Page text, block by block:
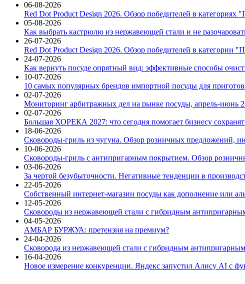
06-08-2026
Red Dot Product Design 2026. Обзор победителей в
05-08-2026
Как выбрать кастрюлю из нержавеющей стали и не
26-07-2026
Red Dot Product Design 2026. Обзор победителей в категории
24-07-2026
Как вернуть посуде опрятный вид: эффективные способы
10-07-2026
10 самых популярных брендов импортной посуды для
02-07-2026
Мониторинг арбитражных дел на рынке посуды, апрель-июнь
02-07-2026
Большая ХОРЕКА 2027: что сегодня помогает бизнесу
18-06-2026
Сковороды-гриль из чугуна. Обзор розничных предложений,
10-06-2026
Сковороды-гриль с антипригарным покрытием. Обзор
03-06-2026
За чертой безубыточности. Негативные тенденции в
22-05-2026
Собственный интернет-магазин посуды как дополнение или
12-05-2026
Сковороды из нержавеющей стали с гибридным
04-05-2026
АМБАР БУРЖУА: претензия на премиум?
24-04-2026
Сковорода из нержавеющей стали с гибридным
16-04-2026
Новое измерение конкуренции. Яндекс запустил Алису AI с